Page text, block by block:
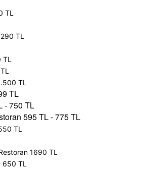
TL
TL
TL
TL
- 750 TL
595 TL - 775 TL
TL
1690 TL
650 TL